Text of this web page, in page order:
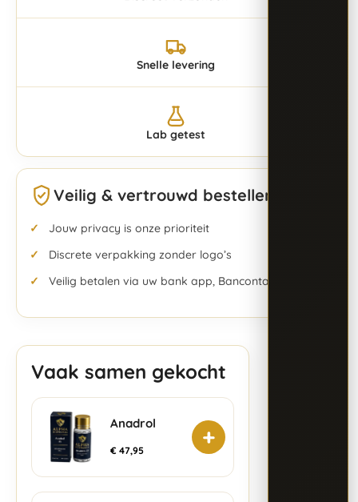
Snelle levering
Lab getest
Veilig & vertrouwd bestellen
Jouw privacy is onze prioriteit
Discrete verpakking zonder logo’s
Veilig betalen via uw bank app, Bancontact & meer
Vaak samen gekocht
Anadrol
€ 47,95 +